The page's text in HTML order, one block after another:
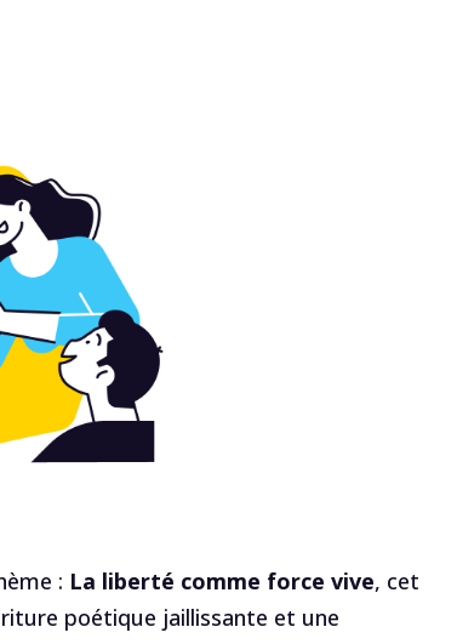
: La liberté comme force vive, cet
poétique jaillissante et une